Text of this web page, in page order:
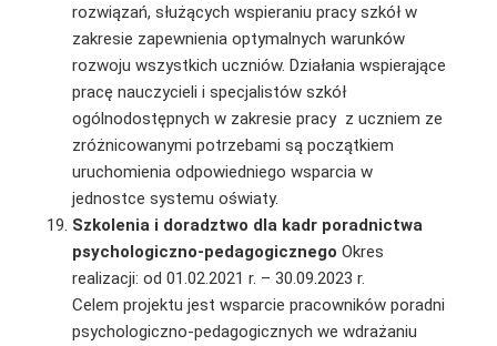
rozwiązań, służących wspieraniu pracy szkół w
zakresie zapewnienia optymalnych warunków
rozwoju wszystkich uczniów. Działania wspierające
pracę nauczycieli i specjalistów szkół
ogólnodostępnych w zakresie pracy z uczniem ze
zróżnicowanymi potrzebami są początkiem
uruchomienia odpowiedniego wsparcia w
jednostce systemu oświaty.
Szkolenia i doradztwo dla kadr poradnictwa
psychologiczno-pedagogicznego Okres
realizacji: od 01.02.2021 r. – 30.09.2023 r.
Celem projektu jest wsparcie pracowników poradni
psychologiczno-pedagogicznych we wdrażaniu